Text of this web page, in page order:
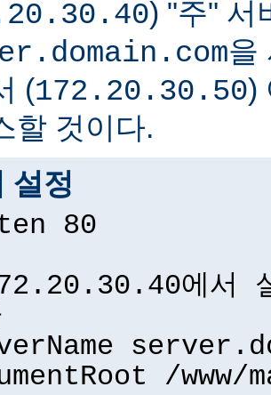
) "주" 서
을
(172.20.30.50)
할 것이다.
설정
80
에서
/www/